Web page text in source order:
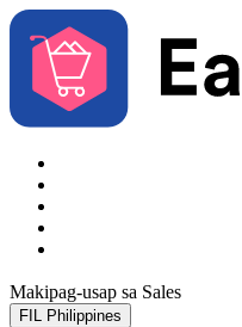
Makipag-usap sa Sales
FIL Philippines